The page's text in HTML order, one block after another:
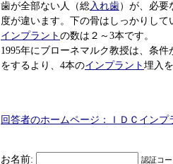
歯が全部ない人（総入れ歯）が、必要
度が違います。下の骨はしっかりし
インプラント の数は２～3本です。
1995年にブローネマルク教授は、条
をするより、4本のインプラント 埋入
回答者のホームページ：ＩＤＣインプ
お名前: 認証コ